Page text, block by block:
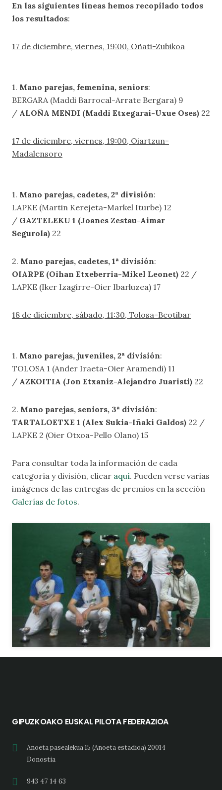
En las siguientes líneas hemos recopilado todos
los resultados:
17 de diciembre, viernes, 19:00, Oñati-Zubikoa
1. Mano parejas, femenina, seniors:
BERGARA (Maddi Barrocal-Arrate Bergara) 9
/ ALOÑA MENDI (Maddi Etxegarai-Uxue Oses) 22
17 de diciembre, viernes, 19:00, Oiartzun-
Madalensoro
1. Mano parejas, cadetes, 2ª división:
LAPKE (Martin Kerejeta-Markel Iturbe) 12
/ GAZTELEKU 1 (Joanes Zestau-Aimar
Segurola) 22
2. Mano parejas, cadetes, 1ª división:
OIARPE (Oihan Etxeberria-Mikel Leonet) 22 /
LAPKE (Iker Izagirre-Oier Ibarluzea) 17
18 de diciembre, sábado, 11:30, Tolosa-Beotibar
1. Mano parejas, juveniles, 2ª división:
TOLOSA 1 (Ander Iraeta-Oier Aramendi) 11
/ AZKOITIA (Jon Etxaniz-Alejandro Juaristi) 22
2. Mano parejas, seniors, 3ª división:
TARTALOETXE 1 (Alex Sukia-Iñaki Galdos) 22 /
LAPKE 2 (Oier Otxoa-Pello Olano) 15
Para consultar toda la información de cada
categoría y división, clicar aquí. Pueden verse varias
imágenes de las entregas de premios en la sección
Galerías de fotos.
GIPUZKOAKO EUSKAL PILOTA FEDERAZIOA
Anoeta pasealekua 15 (Anoeta estadioa) 20014
Donostia
943 47 14 63